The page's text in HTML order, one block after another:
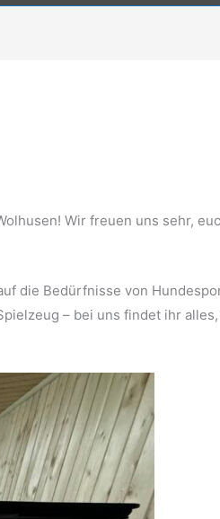
Wir freuen uns sehr,
die Bedürfnisse von
– bei uns findet ihr